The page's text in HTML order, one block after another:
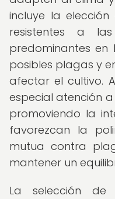
incluye la
resistentes a las
predominantes
posibles plagas y
afectar el cultivo.
especial atención
promoviendo la
favorezcan la
mutua contra
mantener un
La selección de